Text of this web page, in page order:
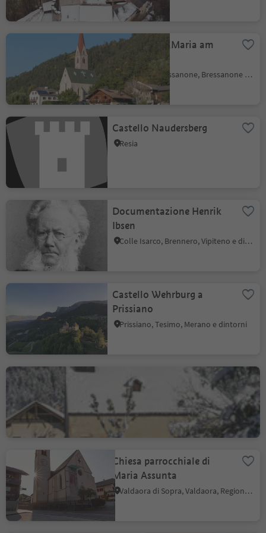
Il santuario „Maria am
Sand“
S. Andrea, Bressanone, Bressanone e dintorni
Castello Naudersberg
Resia
Documentazione Henrik
Ibsen
Colle Isarco, Brennero, Vipiteno e dintorni
Castello Wehrburg a
Prissiano
Prissiano, Tesimo, Merano e dintorni
Chiesa di San Giorgio
Tesido, Monguelfo-Tesido
Chiesa parrocchiale di
Maria Assunta
Valdaora di Sopra, Valdaora, Regione dolomitica Plan de Corones